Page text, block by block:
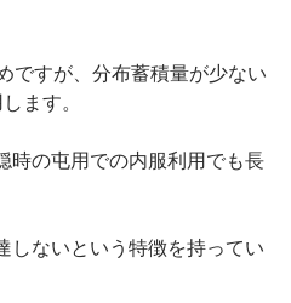
ですが、分布蓄積量が少ない
ます。
時の屯用での内服利用でも長
しないという特徴を持ってい